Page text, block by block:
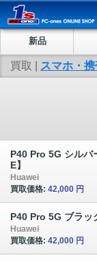
新品
買取 | スマホ・
P40 Pro 5G シルバ
E】
Huawei
買取価格: 42,000 円
P40 Pro 5G ブラッ
Huawei
買取価格: 42,000 円